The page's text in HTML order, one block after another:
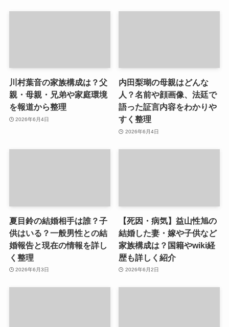
川村葉音の家族構成は？父
親・母親・兄弟や家庭環境
を報道から整理
2026年6月4日
内田梨瑚の母親はどんな
人？名前や顔画像、法廷で
語った証言内容をわかりや
すく整理
2026年6月4日
夏目鈴の結婚相手は誰？子
供はいる？一般男性との結
婚報告と現在の情報を詳し
く整理
2026年6月3日
【死因・病気】益山性旭の
結婚した妻・嫁や子供など
家族構成は？国籍やwiki経
歴も詳しく紹介
2026年6月2日